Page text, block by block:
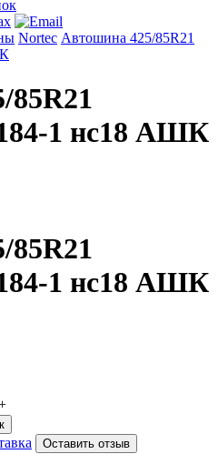
Nortec Автошина 425/85R21
85R21
1 нс18 АШК
85R21
1 нс18 АШК
Оставить отзыв